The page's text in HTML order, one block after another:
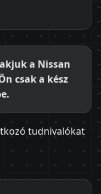
a Nissan
csak a kész
tudnivalókat